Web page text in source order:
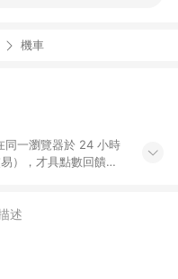
機車
），才具點數回饋資
述